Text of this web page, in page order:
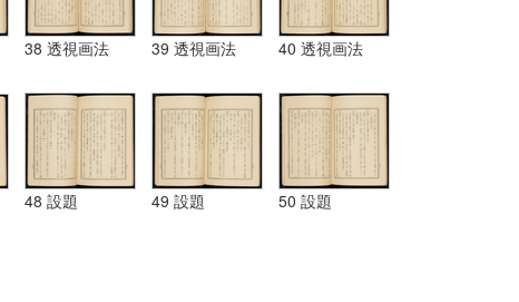
38 透視画法 39 透視画法 40 透視画法
48 設題 49 設題 50 設題